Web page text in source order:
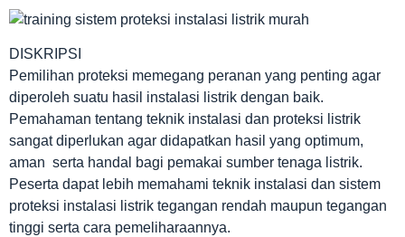
DISKRIPSI
Pemilihan proteksi memegang peranan yang penting agar
diperoleh suatu hasil instalasi listrik dengan baik.
Pemahaman tentang teknik instalasi dan proteksi listrik
sangat diperlukan agar didapatkan hasil yang optimum,
aman serta handal bagi pemakai sumber tenaga listrik.
Peserta dapat lebih memahami teknik instalasi dan sistem
proteksi instalasi listrik tegangan rendah maupun tegangan
tinggi serta cara pemeliharaannya.